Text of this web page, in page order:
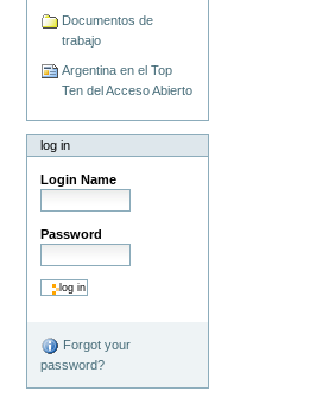
Documentos de
trabajo
Argentina en el Top
Ten del Acceso Abierto
log in
Login Name
Password
Forgot your
password?